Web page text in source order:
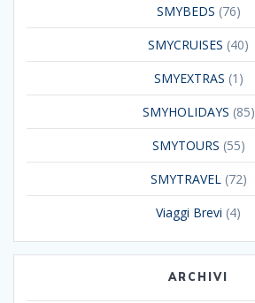
SMYBEDS (76)
SMYCRUISES (40)
SMYEXTRAS (1)
SMYHOLIDAYS (85)
SMYTOURS (55)
SMYTRAVEL(72)
Viaggi Brevi (4)
ARCHIVI